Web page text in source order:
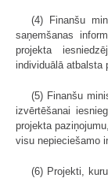
(4) Finanšu
saņemšanas
projekta
individuālā atbalsta
(5) Finanšu
izvērtēšanai
projekta
visu nepieciešamo
(6) Projekti,